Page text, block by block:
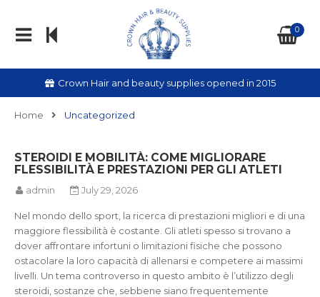
0
Crown Hair and beauty supplies opened in 2015
Home Uncategorized
STEROIDI E MOBILITÀ: COME MIGLIORARE
FLESSIBILITÀ E PRESTAZIONI PER GLI ATLETI
admin July 29, 2026
Nel mondo dello sport, la ricerca di prestazioni migliori e di una
maggiore flessibilità è costante. Gli atleti spesso si trovano a
dover affrontare infortuni o limitazioni fisiche che possono
ostacolare la loro capacità di allenarsi e competere ai massimi
livelli. Un tema controverso in questo ambito è l’utilizzo degli
steroidi, sostanze che, sebbene siano frequentemente